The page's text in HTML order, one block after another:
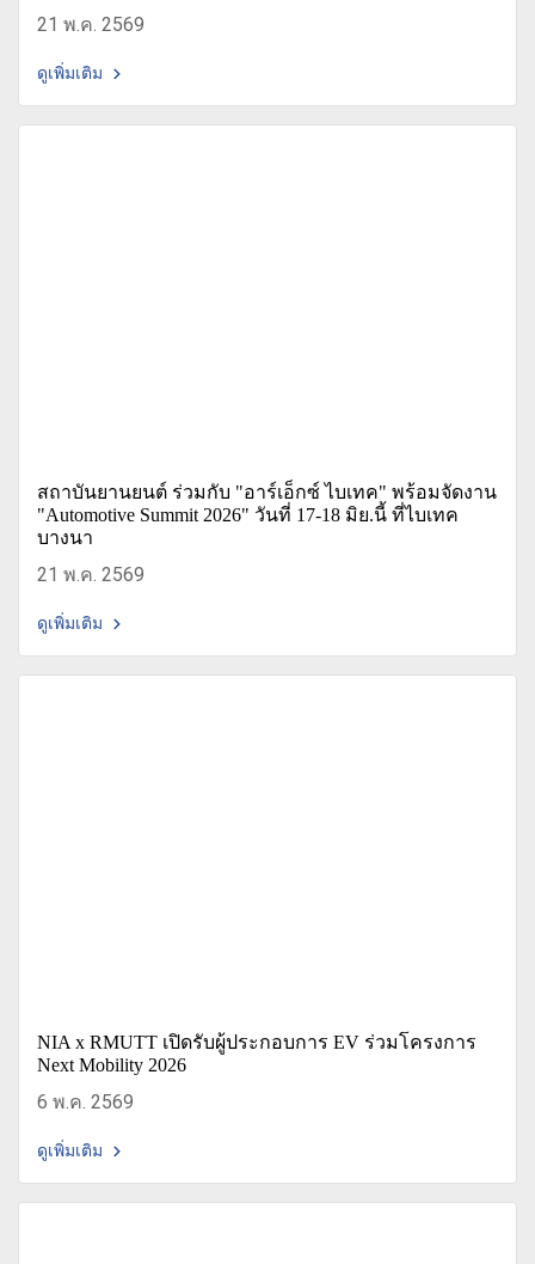
21 พ.ค. 2569
ดูเพิ่มเติม
สถาบันยานยนต์ ร่วมกับ "อาร์เอ็กซ์ ไบเทค" พร้อมจัดงาน
"Automotive Summit 2026" วันที่ 17-18 มิย.นี้ ที่ไบเทค
บางนา
21 พ.ค. 2569
ดูเพิ่มเติม
NIA x RMUTT เปิดรับผู้ประกอบการ EV ร่วมโครงการ
Next Mobility 2026
6 พ.ค. 2569
ดูเพิ่มเติม